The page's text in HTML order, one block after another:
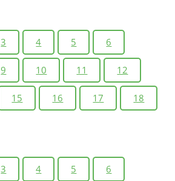
3 4 5 6
9 10 11 12
15 16 17 18
3 4 5 6